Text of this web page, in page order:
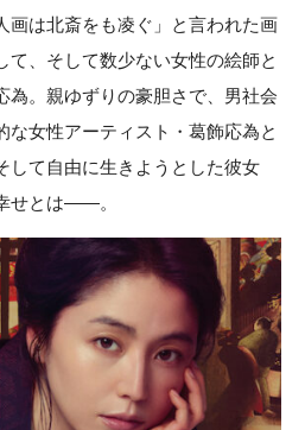
画は北斎をも凌ぐ」と言われた画
て、そして数少ない女性の絵師と
為。親ゆずりの豪胆さで、男社会
な女性アーティスト・葛飾応為と
して自由に生きようとした彼女
せとは——。